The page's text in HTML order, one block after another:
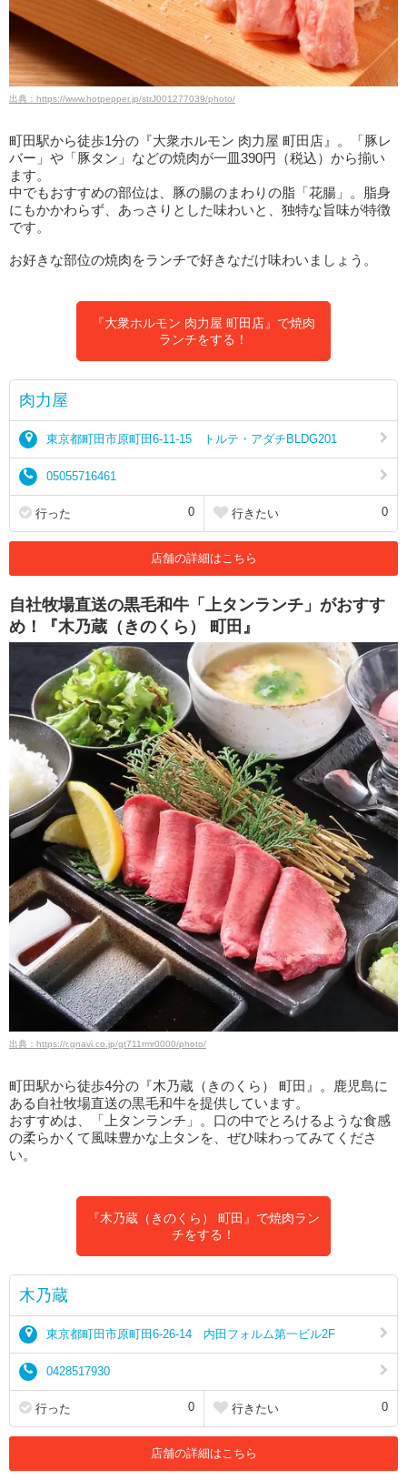
出典：https://www.hotpepper.jp/strJ001277039/photo/
町田駅から徒歩1分の『大衆ホルモン 肉力屋 町田店』。「豚レ
バー」や「豚タン」などの焼肉が一皿390円（税込）から揃い
ます。
中でもおすすめの部位は、豚の腸のまわりの脂「花腸」。脂身
にもかかわらず、あっさりとした味わいと、独特な旨味が特徴
です。
お好きな部位の焼肉をランチで好きなだけ味わいましょう。
『大衆ホルモン 肉力屋 町田店』で焼肉
ランチをする！
肉力屋
東京都町田市原町田6‐11-15 トルテ・アダチBLDG201
05055716461
行った 0 行きたい 0
店舗の詳細はこちら
自社牧場直送の黒毛和牛「上タンランチ」がおすす
め！『木乃蔵（きのくら） 町田』
出典：https://r.gnavi.co.jp/gt711rmr0000/photo/
町田駅から徒歩4分の『木乃蔵（きのくら） 町田』。鹿児島に
ある自社牧場直送の黒毛和牛を提供しています。
おすすめは、「上タンランチ」。口の中でとろけるような食感
の柔らかくて風味豊かな上タンを、ぜひ味わってみてくださ
い。
『木乃蔵（きのくら） 町田』で焼肉ラン
チをする！
木乃蔵
東京都町田市原町田6-26-14 内田フォルム第一ビル2F
0428517930
行った 0 行きたい 0
店舗の詳細はこちら